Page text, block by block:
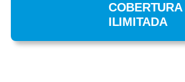
COBERTURA
ILIMITADA